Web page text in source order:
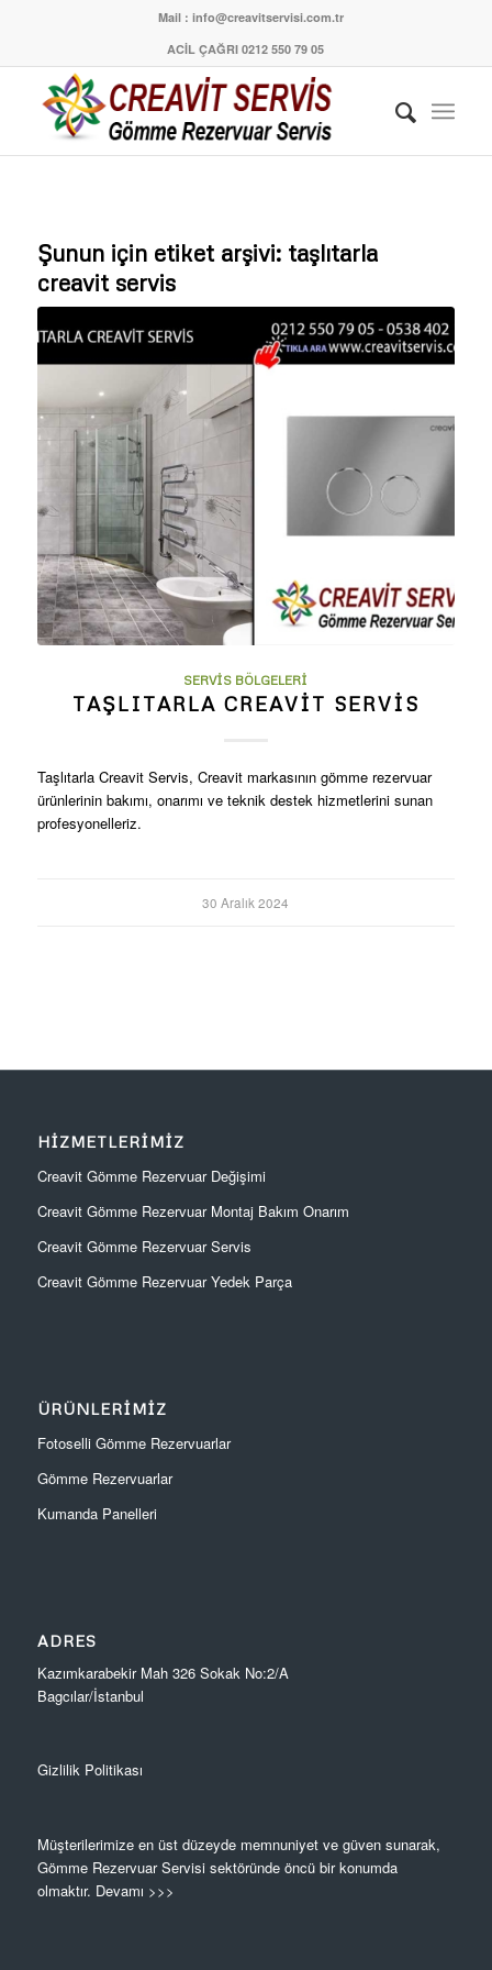
Mail : info@creavitservisi.com.tr
ACİL ÇAĞRI 0212 550 79 05
Şunun için etiket arşivi: taşlıtarla
creavit servis
SERVIS BÖLGELERI
TAŞLITARLA CREAVIT SERVIS
Taşlıtarla Creavit Servis, Creavit markasının gömme rezervuar
ürünlerinin bakımı, onarımı ve teknik destek hizmetlerini sunan
profesyonelleriz.
30 Aralık 2024
HIZMETLERIMIZ
Creavit Gömme Rezervuar Değişimi
Creavit Gömme Rezervuar Montaj Bakım Onarım
Creavit Gömme Rezervuar Servis
Creavit Gömme Rezervuar Yedek Parça
ÜRÜNLERIMIZ
Fotoselli Gömme Rezervuarlar
Gömme Rezervuarlar
Kumanda Panelleri
ADRES
Kazımkarabekir Mah 326 Sokak No:2/A
Bagcılar/İstanbul
Gizlilik Politikası
Müşterilerimize en üst düzeyde memnuniyet ve güven sunarak,
Gömme Rezervuar Servisi sektöründe öncü bir konumda
olmaktır. Devamı >>>